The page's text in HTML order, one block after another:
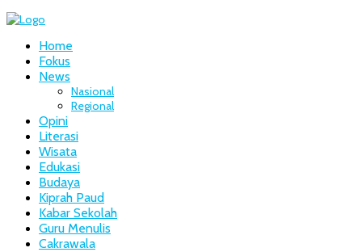
Home
Fokus
News
Nasional
Regional
Opini
Literasi
Wisata
Edukasi
Budaya
Kiprah Paud
Kabar Sekolah
Guru Menulis
Cakrawala